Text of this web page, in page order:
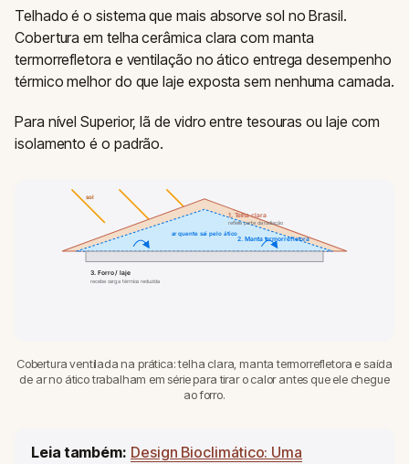
Telhado é o sistema que mais absorve sol no Brasil.
Cobertura em telha cerâmica clara com manta
termorrefletora e ventilação no ático entrega desempenho
térmico melhor do que laje exposta sem nenhuma camada.
Para nível Superior, lã de vidro entre tesouras ou laje com
isolamento é o padrão.
sol
ar quente sai pelo ático
1. Telha clara
reflete parte da radiação
2. Manta termorrefletora
3. Forro / laje
recebe carga térmica reduzida
Cobertura ventilada na prática: telha clara, manta termorrefletora e saída
de ar no ático trabalham em série para tirar o calor antes que ele chegue
ao forro.
Leia também: Design Bioclimático: Uma